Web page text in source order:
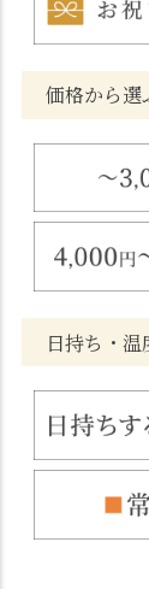
価格から選
日持ち・